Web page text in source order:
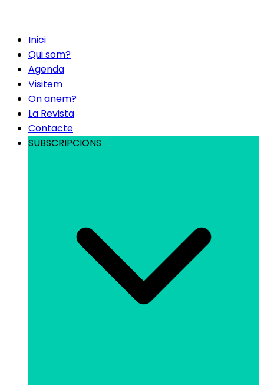
Inici
Qui som?
Agenda
Visitem
On anem?
La Revista
Contacte
SUBSCRIPCIONS